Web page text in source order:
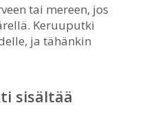
tai mereen, jos
Keruuputki
ja tähänkin
sisältää